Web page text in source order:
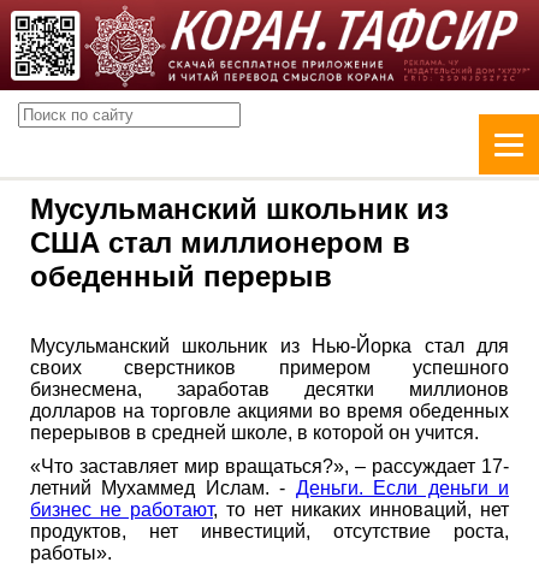
Мусульманский школьник из
США стал миллионером в
обеденный перерыв
Мусульманский школьник из Нью-Йорка стал для
своих сверстников примером успешного
бизнесмена, заработав десятки миллионов
долларов на торговле акциями во время обеденных
перерывов в средней школе, в которой он учится.
«Что заставляет мир вращаться?», – рассуждает 17-
летний Мухаммед Ислам. - Деньги. Если деньги и
бизнес не работают, то нет никаких инноваций, нет
продуктов, нет инвестиций, отсутствие роста,
работы».